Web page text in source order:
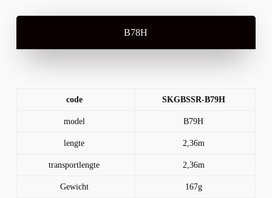
B78H
code SKGBSSR-B79H
model B79H
lengte 2,36m
transportlengte 2,36m
Gewicht 167g